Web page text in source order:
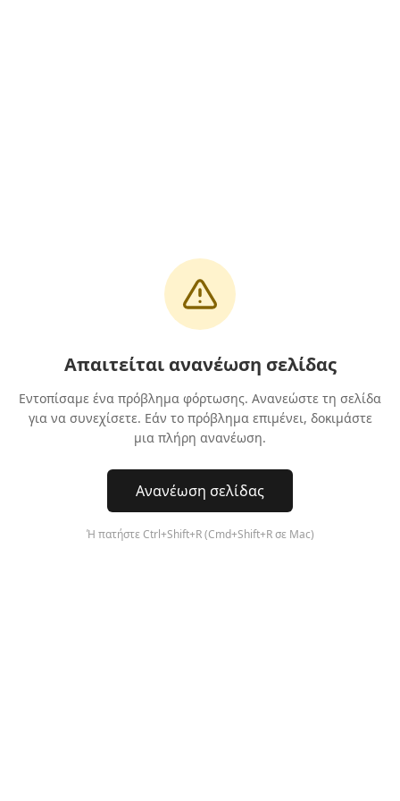
Απαιτείται ανανέωση σελίδας
Εντοπίσαμε ένα πρόβλημα φόρτωσης. Ανανεώστε τη σελίδα
για να συνεχίσετε. Εάν το πρόβλημα επιμένει, δοκιμάστε
μια πλήρη ανανέωση.
Ανανέωση σελίδας
Ή πατήστε Ctrl+Shift+R (Cmd+Shift+R σε Mac)